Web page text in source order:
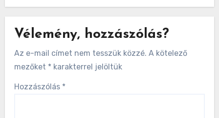
Vélemény, hozzászólás?
Az e-mail címet nem tesszük közzé. A kötelező
mezőket * karakterrel jelöltük
Hozzászólás *